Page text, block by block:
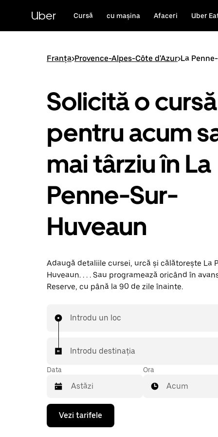
conținutul
principal
Uber Cursă cu mașina Afaceri Uber
Franța>Provence-Alpes-Côte d'Azur>La
Solicită o cursă
pentru acum
mai târziu în La
Penne-Sur-
Huveaun
Adaugă detaliile cursei, urcă și călătorește La
Huveaun. . . . Sau programează oricând în
Reserve, cu până la 90 de zile înainte.
Introdu un loc
Introdu destinația
Data
Pentru
deschide
Ora
Acum
Vezi tarifele